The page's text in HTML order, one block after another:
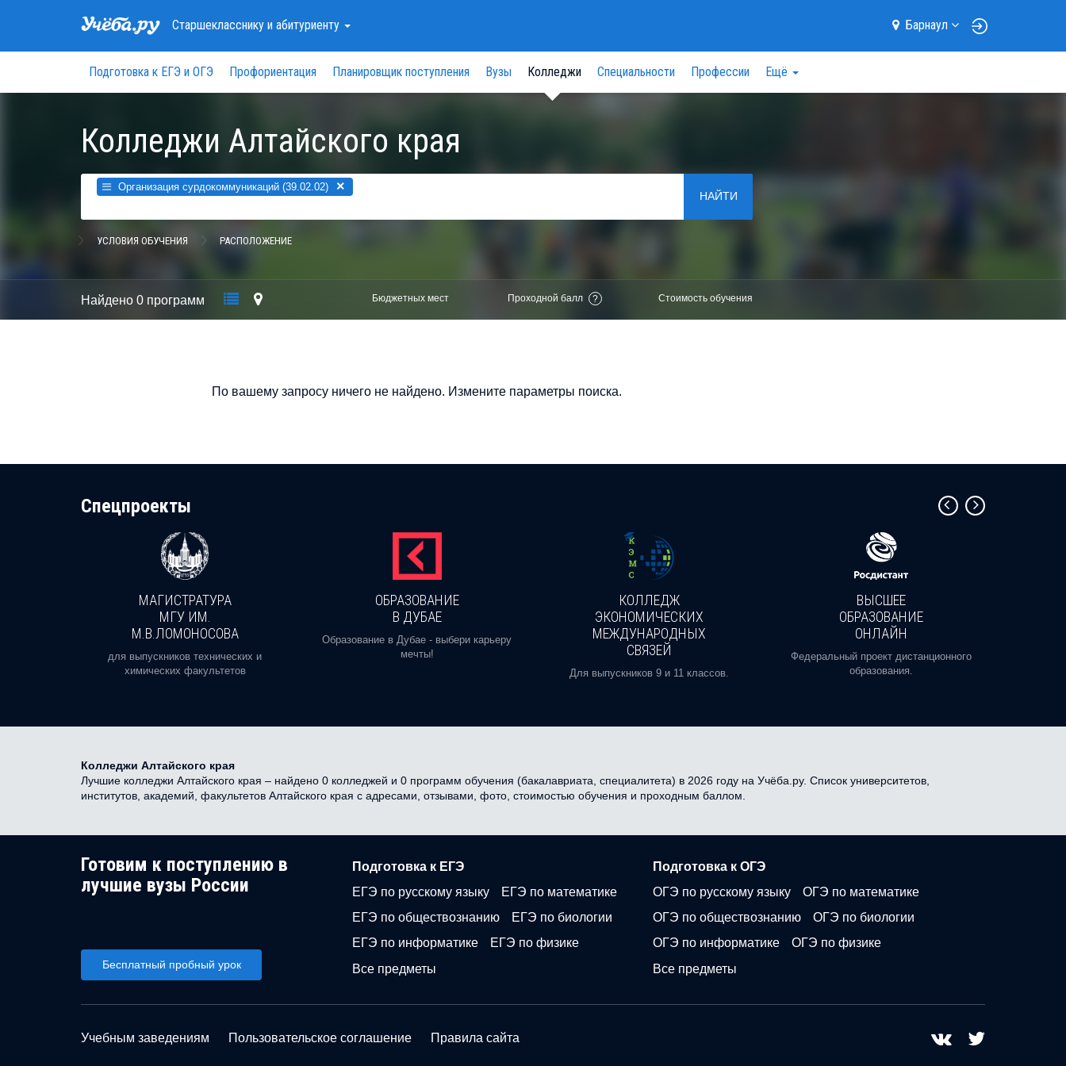
Старшеклассникуи абитуриенту Барнаул
Подготовка к ЕГЭ и ОГЭ Профориентация Планировщик поступления Вузы Колледжи Специальности Профессии Ещё
Колледжи Алтайского края
Организация сурдокоммуникаций (39.02.02) ×
НАЙТИ
УСЛОВИЯ ОБУЧЕНИЯ РАСПОЛОЖЕНИЕ
Найдено 0 программ Бюджетных мест Проходной балл ? Стоимость обучения
По вашему запросу ничего не найдено. Измените параметры поиска.
Cпецпроекты
МАГИСТРАТУРА
МГУ ИМ.
М.В.ЛОМОНОСОВА
для выпускников технических и
химических факультетов
ОБРАЗОВАНИЕ
В ДУБАЕ
Образование в Дубае - выбери карьеру
мечты!
КОЛЛЕДЖ
ЭКОНОМИЧЕСКИХ
МЕЖДУНАРОДНЫХ
СВЯЗЕЙ
Для выпускников 9 и 11 классов.
ВЫСШЕЕ
ОБРАЗОВАНИЕ
ОНЛАЙН
Федеральный проект дистанционного
образования.
Колледжи Алтайского края
Лучшие колледжи Алтайского края – найдено 0 колледжей и 0 программ обучения (бакалавриата, специалитета) в 2026 году на Учёба.ру. Список университетов,
институтов, академий, факультетов Алтайского края с адресами, отзывами, фото, стоимостью обучения и проходным баллом.
Готовим к поступлению в
лучшие вузы России
Бесплатный пробный урок
Подготовка к ЕГЭ
ЕГЭ по русскому языку
ЕГЭ по математике
ЕГЭ по обществознанию
ЕГЭ по биологии
ЕГЭ по информатике
ЕГЭ по физике
Все предметы
Подготовка к ОГЭ
ОГЭ по русскому языку
ОГЭ по математике
ОГЭ по обществознанию
ОГЭ по биологии
ОГЭ по информатике
ОГЭ по физике
Все предметы
Учебным заведениям Пользовательское соглашение Правила сайта